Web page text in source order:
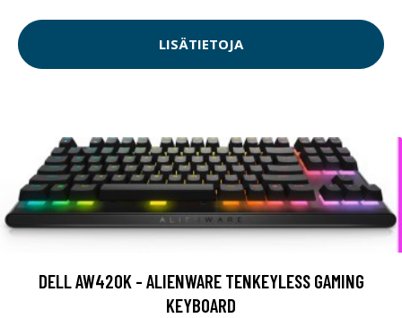
LISÄTIETOJA
DELL AW420K - ALIENWARE TENKEYLESS GAMING
KEYBOARD